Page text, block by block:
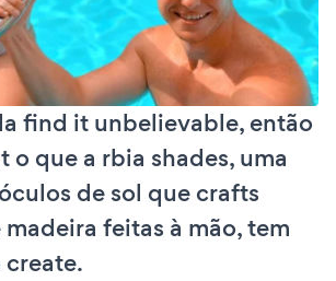
find it unbelievable, então
o que a rbia shades, uma
de sol que crafts
feitas à mão, tem